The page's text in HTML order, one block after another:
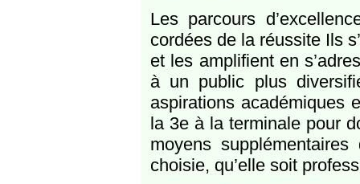
Les parcours
cordées de la réussite Ils
et les amplifient en
à un public plus
aspirations académiques
la 3e à la terminale pour
moyens
choisie, qu’elle soit